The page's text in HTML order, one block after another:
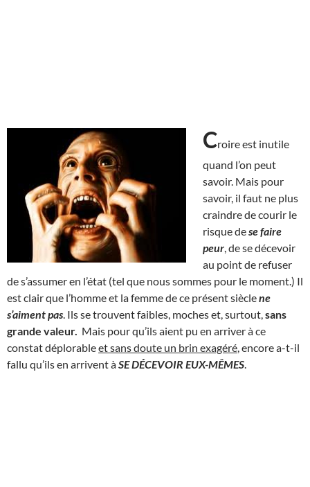
Croire est inutile
quand l’on peut
savoir. Mais pour
savoir, il faut ne plus
craindre de courir le
risque dese faire
peur , de se décevoir
au point de refuser
de s’assumer en l’état (tel que nous sommes pour le moment.) Il
est clair que l’homme et la femme de ce présent sièclene
s’aiment pas . Ils se trouvent faibles, moches et, surtout, sans
grande valeur. Mais pour qu’ils aient pu en arriver à ce
constat déplorableet sans doute un brin exagéré , encore a-t-il
fallu qu’ils en arrivent àSE DÉCEVOIR EUX-MÊMES